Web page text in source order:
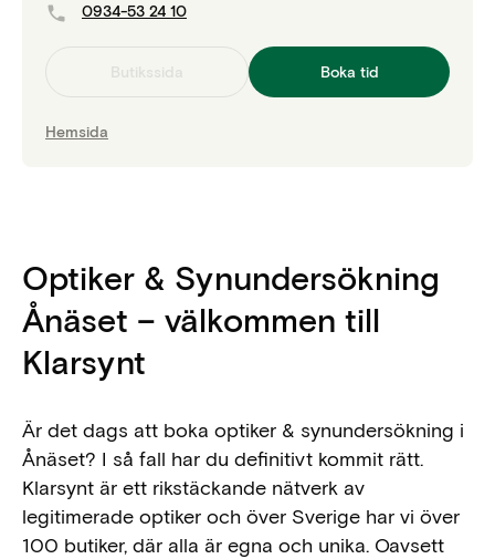
0934-53 24 10
Butikssida Boka tid
Hemsida
Optiker & Synundersökning
Ånäset – välkommen till
Klarsynt
Är det dags att boka optiker & synundersökning i
Ånäset? I så fall har du definitivt kommit rätt.
Klarsynt är ett rikstäckande nätverk av
legitimerade optiker och över Sverige har vi över
100 butiker, där alla är egna och unika. Oavsett